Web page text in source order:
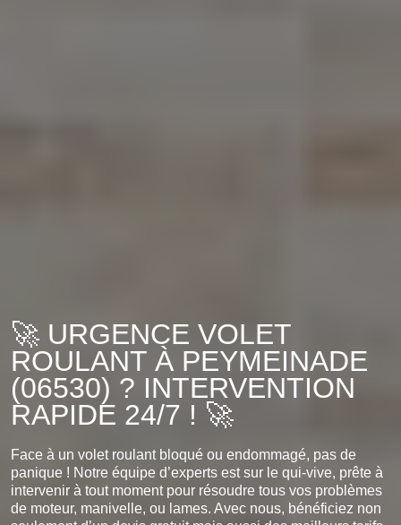
🚀 URGENCE VOLET
ROULANT À PEYMEINADE
(06530) ? INTERVENTION
RAPIDE 24/7 ! 🚀
Face à un volet roulant bloqué ou endommagé, pas de
panique ! Notre équipe d’experts est sur le qui-vive, prête à
intervenir à tout moment pour résoudre tous vos problèmes
de moteur, manivelle, ou lames. Avec nous, bénéficiez non